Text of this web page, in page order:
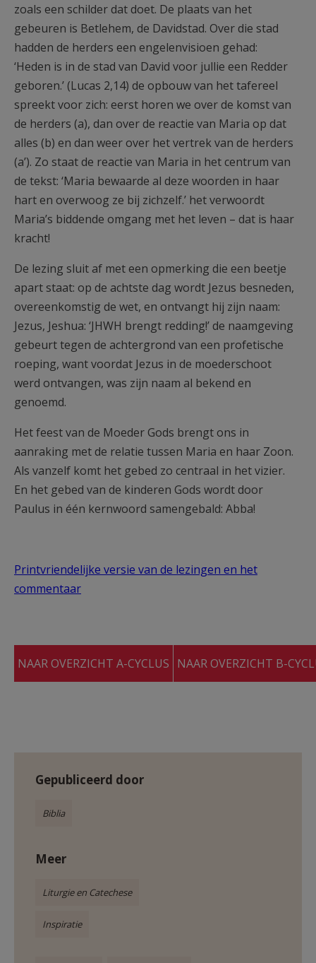
zoals een schilder dat doet. De plaats van het
gebeuren is Betlehem, de Davidstad. Over die stad
hadden de herders een engelenvisioen gehad:
‘Heden is in de stad van David voor jullie een Redder
geboren.’ (Lucas 2,14) de opbouw van het tafereel
spreekt voor zich: eerst horen we over de komst van
de herders (a), dan over de reactie van Maria op dat
alles (b) en dan weer over het vertrek van de herders
(a’). Zo staat de reactie van Maria in het centrum van
de tekst: ‘Maria bewaarde al deze woorden in haar
hart en overwoog ze bij zichzelf.’ het verwoordt
Maria’s biddende omgang met het leven – dat is haar
kracht!
De lezing sluit af met een opmerking die een beetje
apart staat: op de achtste dag wordt Jezus besneden,
overeenkomstig de wet, en ontvangt hij zijn naam:
Jezus, Jeshua: ‘JHWH brengt redding!’ de naamgeving
gebeurt tegen de achtergrond van een profetische
roeping, want voordat Jezus in de moederschoot
werd ontvangen, was zijn naam al bekend en
genoemd.
Het feest van de Moeder Gods brengt ons in
aanraking met de relatie tussen Maria en haar Zoon.
Als vanzelf komt het gebed zo centraal in het vizier.
En het gebed van de kinderen Gods wordt door
Paulus in één kernwoord samengebald: Abba!
Printvriendelijke versie van de lezingen en het
commentaar
NAAR OVERZICHT A-CYCLUS NAAR OVERZICHT B-
Gepubliceerd door
Biblia
Meer
Liturgie en Catechese
Inspiratie